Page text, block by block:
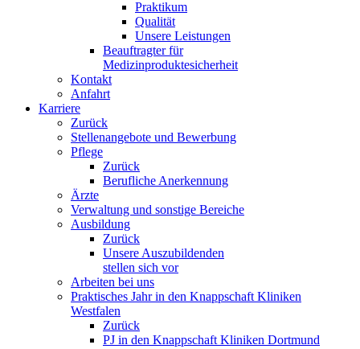
Praktikum
Qualität
Unsere Leistungen
Beauftragter für
Medizinproduktesicherheit
Kontakt
Anfahrt
Karriere
Zurück
Stellenangebote und Bewerbung
Pflege
Zurück
Berufliche Anerkennung
Ärzte
Verwaltung und sonstige Bereiche
Ausbildung
Zurück
Unsere Auszubildenden
stellen sich vor
Arbeiten bei uns
Praktisches Jahr in den Knappschaft Kliniken
Westfalen
Zurück
PJ in den Knappschaft Kliniken Dortmund